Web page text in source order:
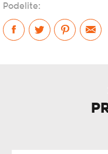
Podelite: